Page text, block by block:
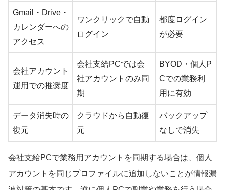
Gmail・Drive・
カレンダーへの
アクセス
ワンクリックで自動
ログイン
都度ログイン
が必要
会社アカウント
運用での推奨度
会社支給PCでは会
社アカウントのみ同
期
BYOD・個人P
Cでの業務利
用に有効
データ消失時の
復元
クラウドから自動復
元
バックアップ
なしで消失
会社支給PCで業務用アカウントを同期する場合は、個人
アカウントを同じプロファイルに追加しないことが情報漏